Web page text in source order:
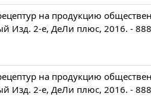
на продукцию
Изд. 2-е, ДеЛи плюс, 2016. -
на продукцию
Изд. 2-е, ДеЛи плюс, 2016. -